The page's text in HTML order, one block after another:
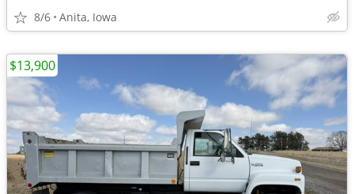
8/6 Anita, Iowa
$13,900